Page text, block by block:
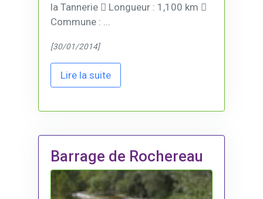
la Tannerie  Longueur : 1,100 km 
Commune : ...
[30/01/2014]
Lire la suite
Barrage de Rochereau